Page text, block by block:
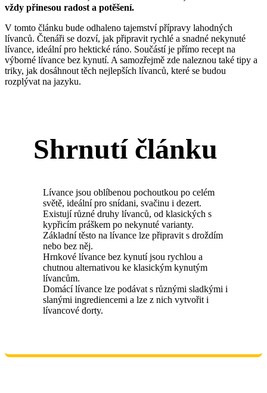
vždy přinesou radost a potěšení.
V tomto článku bude odhaleno tajemství přípravy lahodných
lívanců. Čtenáři se dozví, jak připravit rychlé a snadné nekynuté
lívance, ideální pro hektické ráno. Součástí je přímo recept na
výborné lívance bez kynutí. A samozřejmě zde naleznou také tipy a
triky, jak dosáhnout těch nejlepších lívanců, které se budou
rozplývat na jazyku.
Shrnutí článku
Lívance jsou oblíbenou pochoutkou po celém
světě, ideální pro snídani, svačinu i dezert.
Existují různé druhy lívanců, od klasických s
kypřicím práškem po nekynuté varianty.
Základní těsto na lívance lze připravit s droždím
nebo bez něj.
Hrnkové lívance bez kynutí jsou rychlou a
chutnou alternativou ke klasickým kynutým
lívancům.
Domácí lívance lze podávat s různými sladkými i
slanými ingrediencemi a lze z nich vytvořit i
lívancové dorty.